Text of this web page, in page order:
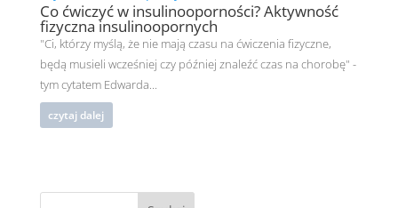
Co ćwiczyć w insulinooporności? Aktywność
fizyczna insulinoopornych
"Ci, którzy myślą, że nie mają czasu na ćwiczenia fizyczne,
będą musieli wcześniej czy później znaleźć czas na chorobę" -
tym cytatem Edwarda...
czytaj dalej